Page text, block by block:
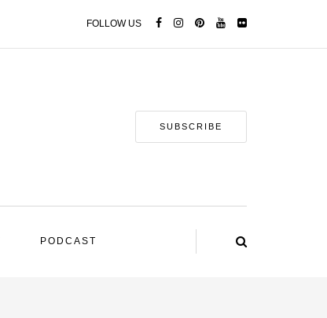
FOLLOW US
SUBSCRIBE
PODCAST